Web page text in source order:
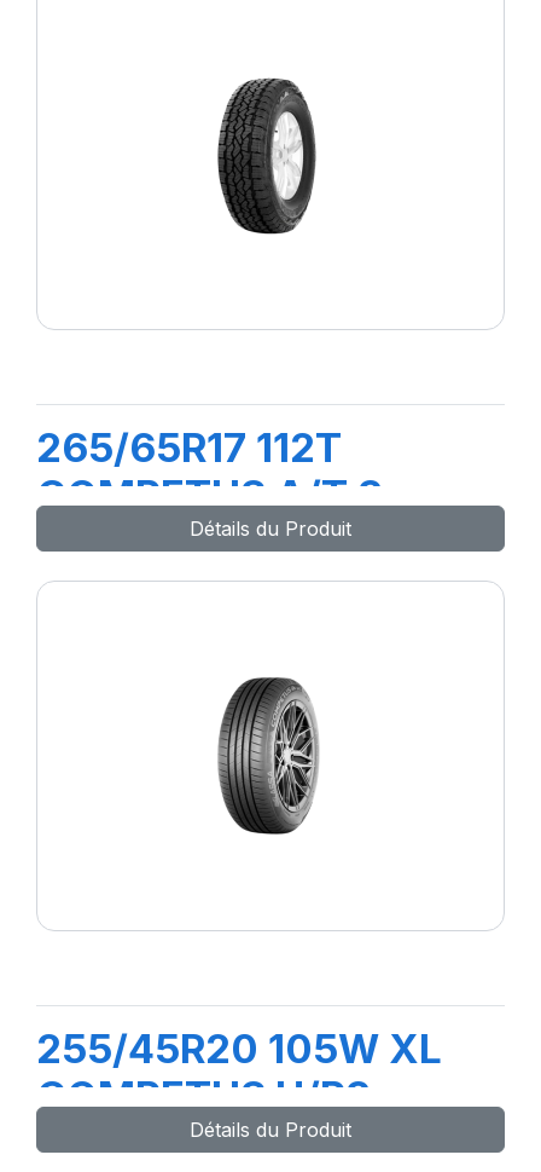
265/65R17 112T
COMPETUS A/T 3
Détails du Produit
255/45R20 105W XL
COMPETUS H/P3
Détails du Produit